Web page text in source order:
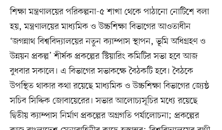
শিক্ষা মন্ত্রণালয়ের পরিকল্পনা-৫ শাখা থেকে পাঠানো নোটিশে বলা
হয়, মন্ত্রণালয়ের মাধ্যমিক ও উচ্চশিক্ষা বিভাগের আওতাধীন
‘জগন্নাথ বিশ্ববিদ্যালয়ের নতুন ক্যাম্পাস স্থাপন, ভূমি অধিগ্রহণ ও
উন্নয়ন প্রকল্প’ শীর্ষক প্রকল্পের স্টিয়ারিং কমিটির সভা হবে আজ
বুধবার সকালে। এ বিভাগের সভাকক্ষে বৈঠকটি হবে। বৈঠকে
উপস্থিত থাকার কথা রয়েছে মাধ্যমিক ও উচ্চশিক্ষা বিভাগের জ্যেষ্ঠ
সচিব সিদ্দিক জোবায়েরের। সভার আলোচ্যসূচির মধ্যে রয়েছে
দ্বিতীয় ক্যাম্পাস নির্মাণ প্রকল্পের অগ্রগতি পর্যালোচনা; প্রকল্পের